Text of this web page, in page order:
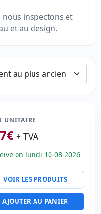
inspectons et
et au design.
UNITAIRE
€ + TVA
on lundi 10-08-2026
VOIR LES PRODUITS
AJOUTER AU PANIER